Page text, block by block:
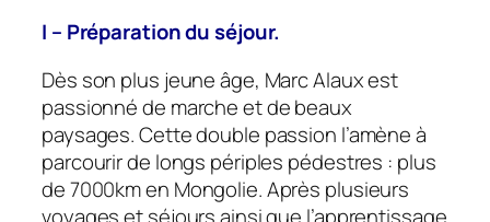
I – Préparation du séjour.
Dès son plus jeune âge, Marc Alaux est
passionné de marche et de beaux
paysages. Cette double passion l’amène à
parcourir de longs périples pédestres : plus
de 7000km en Mongolie. Après plusieurs
voyages et séjours ainsi que l’apprentissage